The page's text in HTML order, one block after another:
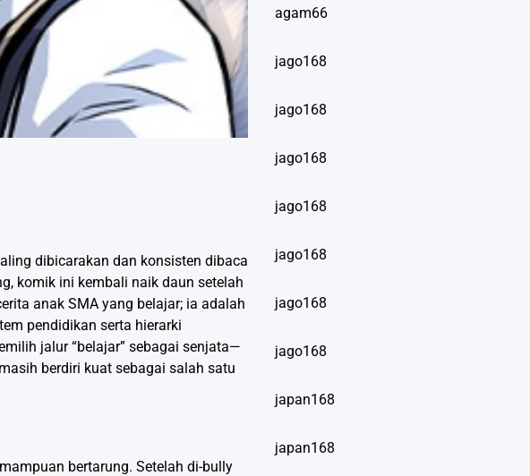
dibicarakan dan konsisten dibaca
komik ini kembali naik daun setelah
anak SMA yang belajar; ia adalah
pendidikan serta hierarki
jalur “belajar” sebagai senjata—
berdiri kuat sebagai salah satu
bertarung. Setelah di-bully
agam66
jago168
jago168
jago168
jago168
jago168
jago168
jago168
japan168
japan168